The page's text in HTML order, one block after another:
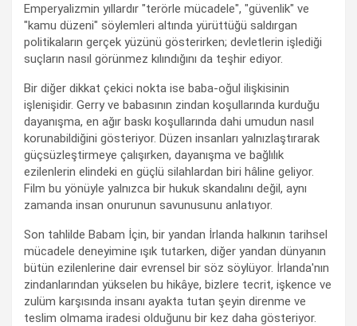
Emperyalizmin yıllardır "terörle mücadele", "güvenlik" ve
"kamu düzeni" söylemleri altında yürüttüğü saldırgan
politikaların gerçek yüzünü gösterirken; devletlerin işlediği
suçların nasıl görünmez kılındığını da teşhir ediyor.
Bir diğer dikkat çekici nokta ise baba-oğul ilişkisinin
işlenişidir. Gerry ve babasının zindan koşullarında kurduğu
dayanışma, en ağır baskı koşullarında dahi umudun nasıl
korunabildiğini gösteriyor. Düzen insanları yalnızlaştırarak
güçsüzleştirmeye çalışırken, dayanışma ve bağlılık
ezilenlerin elindeki en güçlü silahlardan biri hâline geliyor.
Film bu yönüyle yalnızca bir hukuk skandalını değil, aynı
zamanda insan onurunun savunusunu anlatıyor.
Son tahlilde Babam İçin, bir yandan İrlanda halkının tarihsel
mücadele deneyimine ışık tutarken, diğer yandan dünyanın
bütün ezilenlerine dair evrensel bir söz söylüyor. İrlanda'nın
zindanlarından yükselen bu hikâye, bizlere tecrit, işkence ve
zulüm karşısında insanı ayakta tutan şeyin direnme ve
teslim olmama iradesi olduğunu bir kez daha gösteriyor.